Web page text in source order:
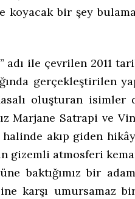
koyacak bir şey
adı ile çevrilen 2011
gerçekleştirilen
oluşturan isimler
Marjane Satrapi ve
akıp giden
gizemli atmosferi
baktığımız bir
karşı umursamaz bir